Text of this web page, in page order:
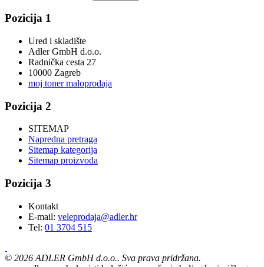
Pozicija 1
Ured i skladište
Adler GmbH d.o.o.
Radnička cesta 27
10000 Zagreb
moj toner maloprodaja
Pozicija 2
SITEMAP
Napredna pretraga
Sitemap kategorija
Sitemap proizvoda
Pozicija 3
Kontakt
E-mail: veleprodaja@adler.hr
Tel: 01 3704 515
© 2026 ADLER GmbH d.o.o.. Sva prava pridržana.